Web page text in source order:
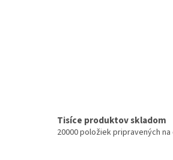
Tisíce produktov skladom
20000 položiek pripravených